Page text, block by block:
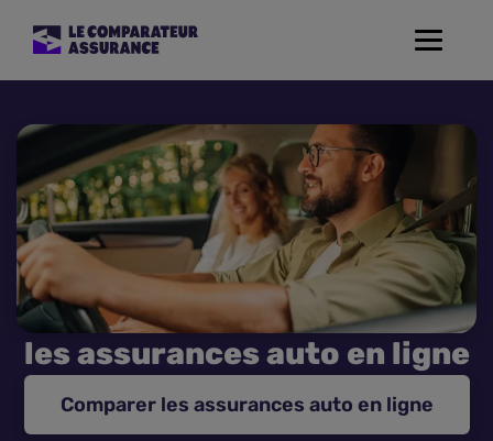
Toggle
Mutuelle Santé
Assurance Moto
Assurance Habitation
Assurance de prêt
Prévoyance
les assurances auto en ligne
Comparer les assurances auto en ligne